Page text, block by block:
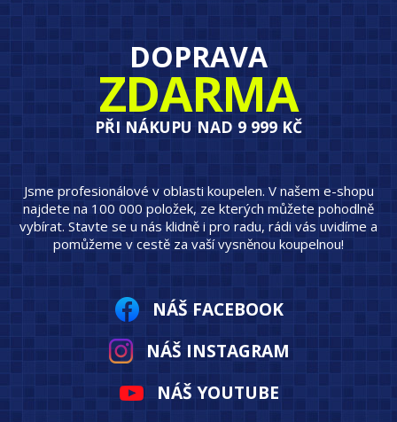
DOPRAVA
ZDARMA
PŘI NÁKUPU NAD 9 999 KČ
Jsme profesionálové v oblasti koupelen. V našem e-shopu
najdete na 100 000 položek, ze kterých můžete pohodlně
vybírat. Stavte se u nás klidně i pro radu, rádi vás uvidíme a
pomůžeme v cestě za vaší vysněnou koupelnou!
NÁŠ FACEBOOK
NÁŠ INSTAGRAM
NÁŠ YOUTUBE